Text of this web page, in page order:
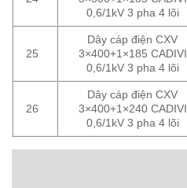
0,6/1kV 3 pha 4 lõi
25
Dây cáp điện CXV
3×400+1×185 CADIVI
0,6/1kV 3 pha 4 lõi
26
Dây cáp điện CXV
3×400+1×240 CADIVI
0,6/1kV 3 pha 4 lõi